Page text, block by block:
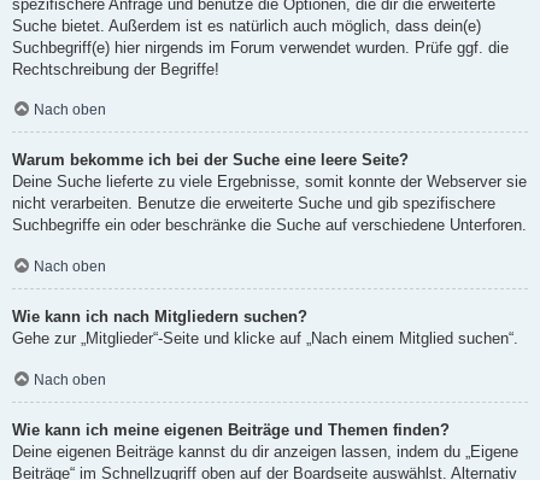
spezifischere Anfrage und benutze die Optionen, die dir die erweiterte
Suche bietet. Außerdem ist es natürlich auch möglich, dass dein(e)
Suchbegriff(e) hier nirgends im Forum verwendet wurden. Prüfe ggf. die
Rechtschreibung der Begriffe!
Nach oben
Warum bekomme ich bei der Suche eine leere Seite?
Deine Suche lieferte zu viele Ergebnisse, somit konnte der Webserver sie
nicht verarbeiten. Benutze die erweiterte Suche und gib spezifischere
Suchbegriffe ein oder beschränke die Suche auf verschiedene Unterforen.
Nach oben
Wie kann ich nach Mitgliedern suchen?
Gehe zur „Mitglieder“-Seite und klicke auf „Nach einem Mitglied suchen“.
Nach oben
Wie kann ich meine eigenen Beiträge und Themen finden?
Deine eigenen Beiträge kannst du dir anzeigen lassen, indem du „Eigene
Beiträge“ im Schnellzugriff oben auf der Boardseite auswählst. Alternativ